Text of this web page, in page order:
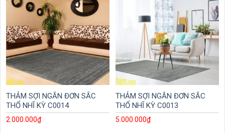
THẢM SỢI NGẮN ĐƠN SẮC
THỔ NHĨ KỲ C0014
2.000.000₫
THẢM SỢI NGẮN ĐƠN SẮC
THỔ NHĨ KỲ C0013
5.000.000₫